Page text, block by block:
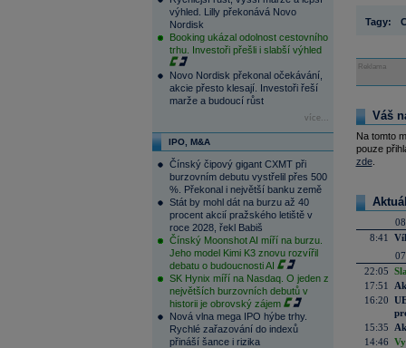
výhled. Lilly překonává Novo
Nordisk
Booking ukázal odolnost cestovního
trhu. Investoři přešli i slabší výhled
Novo Nordisk překonal očekávání,
akcie přesto klesají. Investoři řeší
marže a budoucí růst
více...
IPO, M&A
Čínský čipový gigant CXMT při
burzovním debutu vystřelil přes 500
%. Překonal i největší banku země
Stát by mohl dát na burzu až 40
procent akcií pražského letiště v
roce 2028, řekl Babiš
Čínský Moonshot AI míří na burzu.
Jeho model Kimi K3 znovu rozvířil
debatu o budoucnosti AI
SK Hynix míří na Nasdaq. O jeden z
největších burzovních debutů v
historii je obrovský zájem
Nová vlna mega IPO hýbe trhy.
Rychlé zařazování do indexů
přináší šance i rizika
Tagy:
Reklama
Váš
Na tomto
pouze
zde.
8:41
22:05
17:51
16:20
15:35
14:46